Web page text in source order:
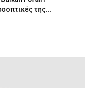
της...